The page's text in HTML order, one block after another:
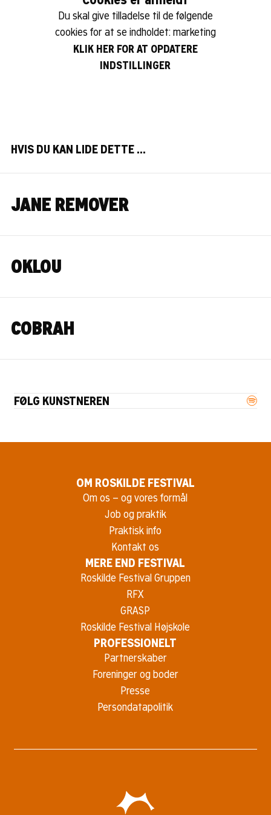
Du skal give tilladelse til de følgende
cookies for at se indholdet: marketing
KLIK HER FOR AT OPDATERE
INDSTILLINGER
HVIS DU KAN LIDE DETTE …
JANE REMOVER
OKLOU
COBRAH
FØLG KUNSTNEREN
OM ROSKILDE FESTIVAL
Om os – og vores formål
Job og praktik
Praktisk info
Kontakt os
MERE END FESTIVAL
Roskilde Festival Gruppen
RFX
GRASP
Roskilde Festival Højskole
PROFESSIONELT
Partnerskaber
Foreninger og boder
Presse
Persondatapolitik